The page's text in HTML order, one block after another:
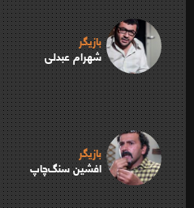
بازیگر
شهرام عبدلی
بازیگر
افشین سنگ‌چاپ